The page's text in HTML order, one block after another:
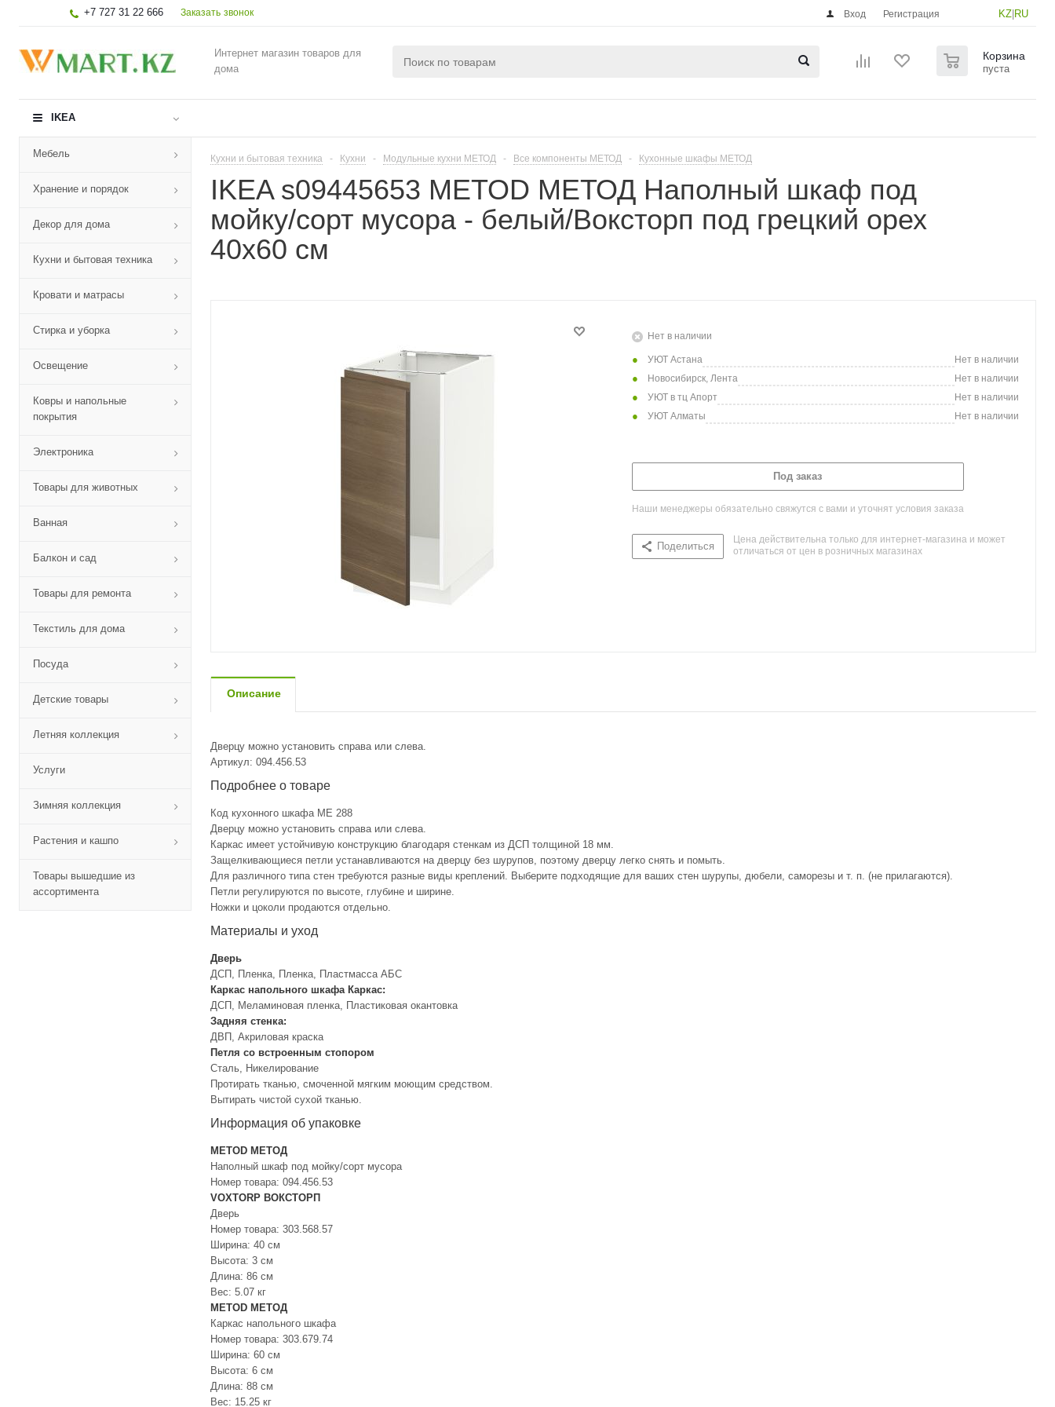
+7 727 31 22 666 Заказать звонок KZ RU
Вход Регистрация
Интернет магазин товаров для
дома
Корзина
пуста
IKEA
Мебель
Хранение и порядок
Декор для дома
Кухни и бытовая техника
Кровати и матрасы
Стирка и уборка
Освещение
Ковры и напольные
покрытия
Электроника
Товары для животных
Ванная
Балкон и сад
Товары для ремонта
Текстиль для дома
Посуда
Детские товары
Летняя коллекция
Услуги
Зимняя коллекция
Растения и кашпо
Товары вышедшие из
ассортимента
Кухни и бытовая техника - Кухни - Модульные кухни МЕТОД - Все компоненты МЕТОД - Кухонные шкафы МЕТОД
IKEA s09445653 METOD МЕТОД Наполный шкаф под
мойку/сорт мусора - белый/Воксторп под грецкий орех
40x60 см
Нет в наличии
УЮТ Астана
Нет в наличии
Новосибирск, Лента
Нет в наличии
УЮТ в тц Апорт
Нет в наличии
УЮТ Алматы
Нет в наличии
Под заказ
Наши менеджеры обязательно свяжутся с вами и уточнят условия заказа
Поделиться
Цена действительна только для интернет-магазина и может
отличаться от цен в розничных магазинах
Описание
Дверцу можно установить справа или слева.
Артикул: 094.456.53
Подробнее о товаре
Код кухонного шкафа ME 288
Дверцу можно установить справа или слева.
Каркас имеет устойчивую конструкцию благодаря стенкам из ДСП толщиной 18 мм.
Защелкивающиеся петли устанавливаются на дверцу без шурупов, поэтому дверцу легко снять и помыть.
Для различного типа стен требуются разные виды креплений. Выберите подходящие для ваших стен шурупы, дюбели, саморезы и т. п. (не прилагаются).
Петли регулируются по высоте, глубине и ширине.
Ножки и цоколи продаются отдельно.
Материалы и уход
Дверь
ДСП, Пленка, Пленка, Пластмасса АБС
Каркас напольного шкафа Каркас:
ДСП, Меламиновая пленка, Пластиковая окантовка
Задняя стенка:
ДВП, Акриловая краска
Петля со встроенным стопором
Сталь, Никелирование
Протирать тканью, смоченной мягким моющим средством.
Вытирать чистой сухой тканью.
Информация об упаковке
METOD МЕТОД
Наполный шкаф под мойку/сорт мусора
Номер товара: 094.456.53
VOXTORP ВОКСТОРП
Дверь
Номер товара: 303.568.57
Ширина: 40 см
Высота: 3 см
Длина: 86 см
Вес: 5.07 кг
METOD МЕТОД
Каркас напольного шкафа
Номер товара: 303.679.74
Ширина: 60 см
Высота: 6 см
Длина: 88 см
Вес: 15.25 кг